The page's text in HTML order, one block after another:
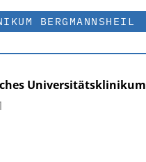
BERGMANNSHEIL